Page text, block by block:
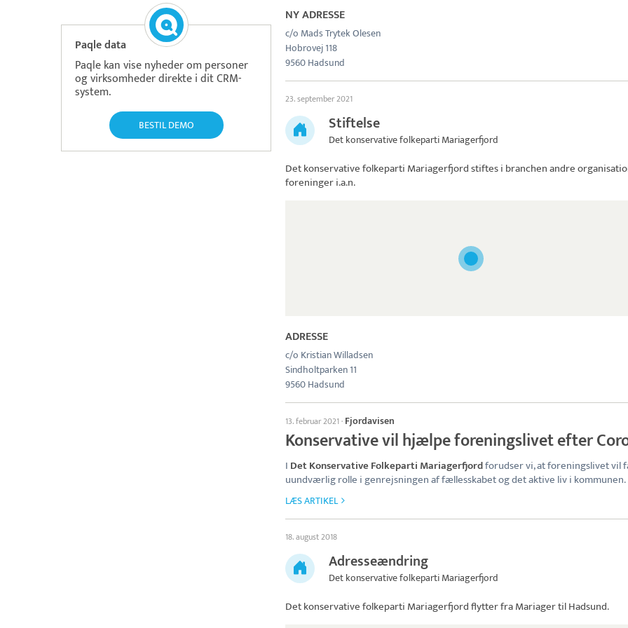
Paqle data
Paqle kan vise nyheder om personer
og virksomheder direkte i dit CRM-
system.
BESTIL DEMO
NY ADRESSE
c/o Mads Trytek Olesen
Hobrovej 118
9560 Hadsund
23. september 2021
Stiftelse
Det konservative folkeparti Mariagerfjord
Det konservative folkeparti Mariagerfjordstiftes i branchen andre
foreninger i.a.n.
ADRESSE
c/o Kristian Willadsen
Sindholtparken 11
9560 Hadsund
13. februar 2021· Fjordavisen
Konservative vil hjælpe foreningslivet efter
I Det Konservative Folkeparti Mariagerfjordforudser vi, at foreningslivet vil
uundværlig rolle i genrejsningen af fællesskabet og det aktive liv i kommunen.
LÆS ARTIKEL
18. august 2018
Adresseændring
Det konservative folkeparti Mariagerfjord
Det konservative folkeparti Mariagerfjordflytter fra Mariager til Hadsund.